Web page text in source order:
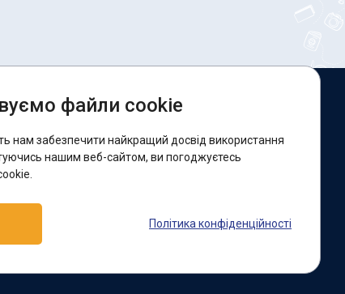
соцмережах:
бот
файли cookie
нам забезпечити найкращий досвід використання
нашим веб-сайтом, ви погоджуєтесь
Політика конфіденційності